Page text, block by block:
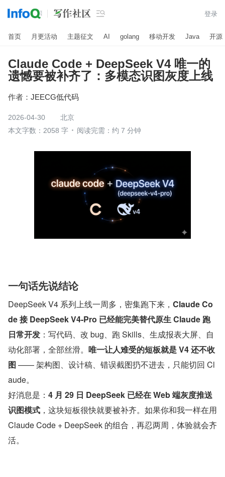
 登录
首页 月更活动 主题征文 AI golang 移动开发 Java 开源
Claude Code + DeepSeek V4 唯一的
遗憾要被补齐了：多模态识图灰度上线
作者： JEECG低代码
2026-04-30
北京
本文字数：2058 字
阅读完需：约 7 分钟
一句话先说结论
DeepSeek V4 系列上线一周多，密集跑下来， Claude Co
de 接 DeepSeek V4-Pro 已经能完美替代原生 Claude 跑
日常开发 ：写代码、改 bug、跑 Skills、生成报表大屏、自
动化部署，全部丝滑。 唯一让人难受的短板就是 V4 还不收
图 —— 架构图、设计稿、错误截图扔不进去，只能切回 Cl
aude。
好消息是： 4 月 29 日 DeepSeek 已经在 Web 端灰度推送
识图模式 ，这块短板很快就要被补齐。如果你和我一样在用
Claude Code + DeepSeek 的组合，再忍两周，体验就会齐
活。